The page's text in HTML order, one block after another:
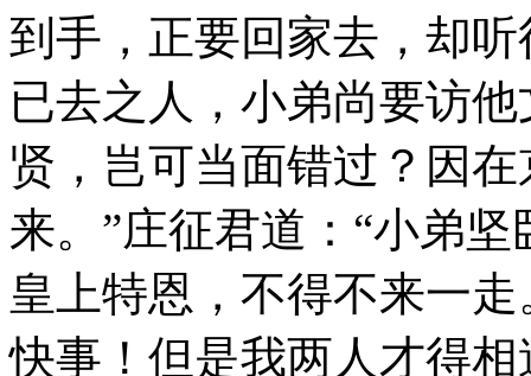
到手，正要回家去，却
已去之人，小弟尚要访
贤，岂可当面错过？因
来。”庄征君道：“小弟
皇上特恩，不得不来一
快事！但是我两人才得